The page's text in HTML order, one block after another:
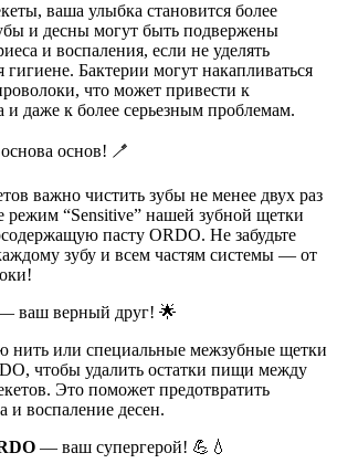
ваша улыбка становится более
и десны могут быть подвержены
и воспаления, если не уделять
Бактерии могут накапливаться
что может привести к
и даже к более серьезным проблемам.
основ! 🪥
важно чистить зубы не менее двух раз
режим “Sensitive” нашей зубной щетки
пасту ORDO. Не забудьте
зубу и всем частям системы — от
ваш верный друг! 🌟
нить или специальные межзубные щетки
чтобы удалить остатки пищи между
Это поможет предотвратить
и воспаление десен.
— ваш супергерой! 💪💧